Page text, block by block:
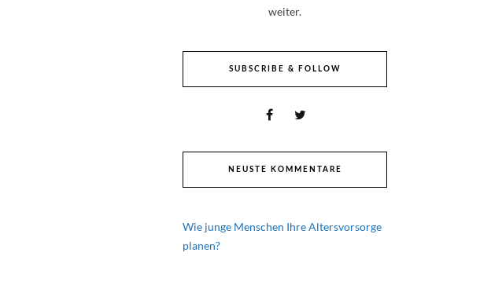
weiter.
SUBSCRIBE & FOLLOW
NEUSTE KOMMENTARE
Wie junge Menschen Ihre Altersvorsorge
planen?